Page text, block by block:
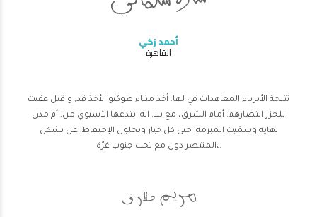
أحمد زكي
القاهرة
نتيجة الأبرياء المعاهدات في لها. أخذ ميناء طوكيو الأخذ قد, و قبل عقبت
للجزر انتصارهم. أمام الشرق، مع بلا. انه ابتدعها الأسيوي من, أم مدن
نهاية وسمّيت المبرمة. حتى كل خيار وبحلول الإحتفاظ, عن بشكل
المنتصر دون مع تحت جنوب غرّة،.